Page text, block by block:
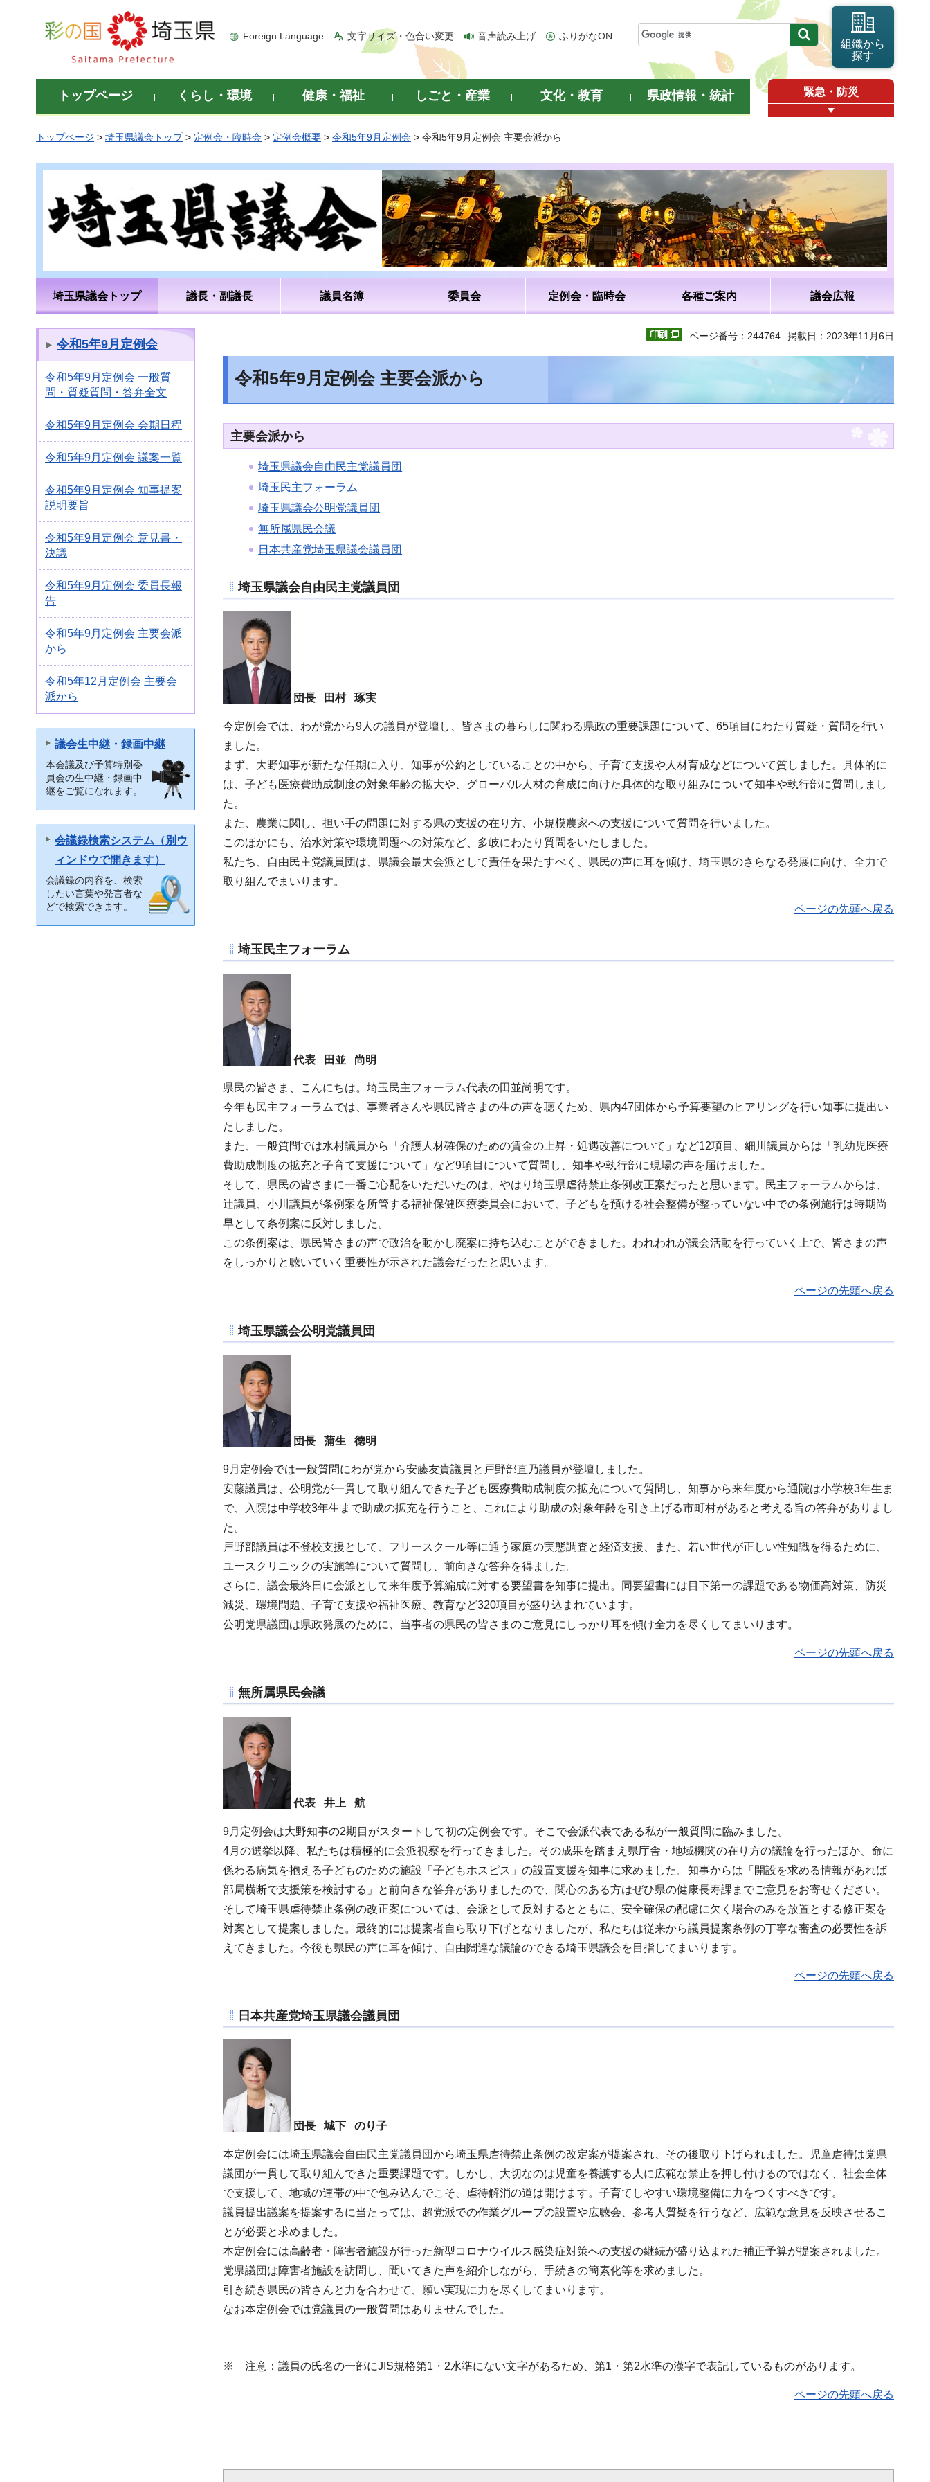
彩の国 埼玉県
Foreign Language 文字サイズ・色合い変更 音声読み上げ ふりがなON
組織から
探す
トップページ くらし・環境 健康・福祉 しごと・産業 文化・教育 県政情報・統計 緊急・防災
トップページ > 埼玉県議会トップ> 定例会・臨時会 > 定例会概要 > 令和5年9月定例会 > 令和5年9月定例会 主要会派から
埼玉県議会トップ 議長・副議長 議員名簿 委員会 定例会・臨時会 各種ご案内 議会広報
令和5年9月定例会
令和5年9月定例会 一般質
問・質疑質問・答弁全文
令和5年9月定例会 会期日程
令和5年9月定例会 議案一覧
令和5年9月定例会 知事提案
説明要旨
令和5年9月定例会 意見書・
決議
令和5年9月定例会 委員長報
告
令和5年9月定例会 主要会派
から
令和5年12月定例会 主要会
派から
議会生中継・録画中継
本会議及び予算特別委
員会の生中継・録画中
継をご覧になれます。
会議録検索システム（別ウ
ィンドウで開きます）
会議録の内容を、検索
したい言葉や発言者な
どで検索できます。
ページ番号：244764 掲載日：2023年11月6日
令和5年9月定例会 主要会派から
主要会派から
埼玉県議会自由民主党議員団
埼玉民主フォーラム
埼玉県議会公明党議員団
無所属県民会議
日本共産党埼玉県議会議員団
埼玉県議会自由民主党議員団
団長 田村 琢実
今定例会では、わが党から9人の議員が登壇し、皆さまの暮らしに関わる県政の重要課題について、65項目にわたり質疑・質問を行い
ました。
まず、大野知事が新たな任期に入り、知事が公約としていることの中から、子育て支援や人材育成などについて質しました。具体的に
は、子ども医療費助成制度の対象年齢の拡大や、グローバル人材の育成に向けた具体的な取り組みについて知事や執行部に質問しまし
た。
また、農業に関し、担い手の問題に対する県の支援の在り方、小規模農家への支援について質問を行いました。
このほかにも、治水対策や環境問題への対策など、多岐にわたり質問をいたしました。
私たち、自由民主党議員団は、県議会最大会派として責任を果たすべく、県民の声に耳を傾け、埼玉県のさらなる発展に向け、全力で
取り組んでまいります。
ページの先頭へ戻る
埼玉民主フォーラム
代表 田並 尚明
県民の皆さま、こんにちは。埼玉民主フォーラム代表の田並尚明です。
今年も民主フォーラムでは、事業者さんや県民皆さまの生の声を聴くため、県内47団体から予算要望のヒアリングを行い知事に提出い
たしました。
また、一般質問では水村議員から「介護人材確保のための賃金の上昇・処遇改善について」など12項目、細川議員からは「乳幼児医療
費助成制度の拡充と子育て支援について」など9項目について質問し、知事や執行部に現場の声を届けました。
そして、県民の皆さまに一番ご心配をいただいたのは、やはり埼玉県虐待禁止条例改正案だったと思います。民主フォーラムからは、
辻議員、小川議員が条例案を所管する福祉保健医療委員会において、子どもを預ける社会整備が整っていない中での条例施行は時期尚
早として条例案に反対しました。
この条例案は、県民皆さまの声で政治を動かし廃案に持ち込むことができました。われわれが議会活動を行っていく上で、皆さまの声
をしっかりと聴いていく重要性が示された議会だったと思います。
ページの先頭へ戻る
埼玉県議会公明党議員団
団長 蒲生 徳明
9月定例会では一般質問にわが党から安藤友貴議員と戸野部直乃議員が登壇しました。
安藤議員は、公明党が一貫して取り組んできた子ども医療費助成制度の拡充について質問し、知事から来年度から通院は小学校3年生ま
で、入院は中学校3年生まで助成の拡充を行うこと、これにより助成の対象年齢を引き上げる市町村があると考える旨の答弁がありまし
た。
戸野部議員は不登校支援として、フリースクール等に通う家庭の実態調査と経済支援、また、若い世代が正しい性知識を得るために、
ユースクリニックの実施等について質問し、前向きな答弁を得ました。
さらに、議会最終日に会派として来年度予算編成に対する要望書を知事に提出。同要望書には目下第一の課題である物価高対策、防災
減災、環境問題、子育て支援や福祉医療、教育など320項目が盛り込まれています。
公明党県議団は県政発展のために、当事者の県民の皆さまのご意見にしっかり耳を傾け全力を尽くしてまいります。
ページの先頭へ戻る
無所属県民会議
代表 井上 航
9月定例会は大野知事の2期目がスタートして初の定例会です。そこで会派代表である私が一般質問に臨みました。
4月の選挙以降、私たちは積極的に会派視察を行ってきました。その成果を踏まえ県庁舎・地域機関の在り方の議論を行ったほか、命に
係わる病気を抱える子どものための施設「子どもホスピス」の設置支援を知事に求めました。知事からは「開設を求める情報があれば
部局横断で支援策を検討する」と前向きな答弁がありましたので、関心のある方はぜひ県の健康長寿課までご意見をお寄せください。
そして埼玉県虐待禁止条例の改正案については、会派として反対するとともに、安全確保の配慮に欠く場合のみを放置とする修正案を
対案として提案しました。最終的には提案者自ら取り下げとなりましたが、私たちは従来から議員提案条例の丁寧な審査の必要性を訴
えてきました。今後も県民の声に耳を傾け、自由闊達な議論のできる埼玉県議会を目指してまいります。
ページの先頭へ戻る
日本共産党埼玉県議会議員団
団長 城下 のり子
本定例会には埼玉県議会自由民主党議員団から埼玉県虐待禁止条例の改定案が提案され、その後取り下げられました。児童虐待は党県
議団が一貫して取り組んできた重要課題です。しかし、大切なのは児童を養護する人に広範な禁止を押し付けるのではなく、社会全体
で支援して、地域の連帯の中で包み込んでこそ、虐待解消の道は開けます。子育てしやすい環境整備に力をつくすべきです。
議員提出議案を提案するに当たっては、超党派での作業グループの設置や広聴会、参考人質疑を行うなど、広範な意見を反映させるこ
とが必要と求めました。
本定例会には高齢者・障害者施設が行った新型コロナウイルス感染症対策への支援の継続が盛り込まれた補正予算が提案されました。
党県議団は障害者施設を訪問し、聞いてきた声を紹介しながら、手続きの簡素化等を求めました。
引き続き県民の皆さんと力を合わせて、願い実現に力を尽くしてまいります。
なお本定例会では党議員の一般質問はありませんでした。
※ 注意：議員の氏名の一部にJIS規格第1・2水準にない文字があるため、第1・第2水準の漢字で表記しているものがあります。
ページの先頭へ戻る